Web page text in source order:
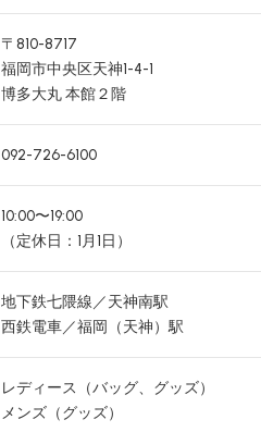
〒810-8717
福岡市中央区天神1-4-1
博多大丸 本館２階
092-726-6100
10:00〜19:00
（定休日：1月1日）
地下鉄七隈線／天神南駅
西鉄電車／福岡（天神）駅
レディース（バッグ、グッズ）
メンズ（グッズ）